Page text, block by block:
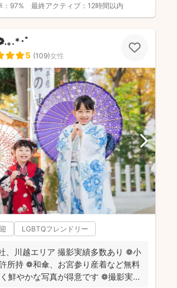
97% 最終アクティブ： 12時間以内
｡.*･ﾟ
5 (109)女性
LGBTQフレンドリー
、川越エリア 撮影実績多数あり ❁小
所持 ❁和傘、お宮参り産着など無料
鮮やかな写真が得意です ❁撮影実...